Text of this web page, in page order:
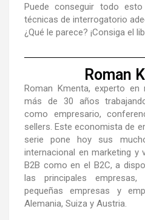
Puede conseguir todo
técnicas de interrogatorio
¿Qué le parece? ¡Consiga el
Roman
Roman Kmenta, experto en
más de 30 años
como empresario,
sellers. Este economista de
serie pone hoy sus
internacional en marketing
B2B como en el B2C, a
las principales
pequeñas empresas y
Alemania, Suiza y Austria.